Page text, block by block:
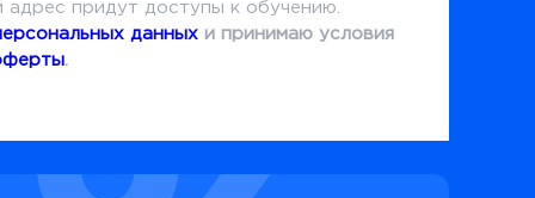
придут доступы к обучению.
данныхи принимаю условия
.